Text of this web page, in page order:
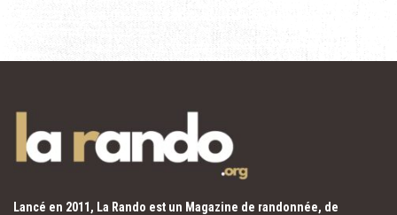
Lancé en 2011, La Rando est un Magazine de randonnée, de